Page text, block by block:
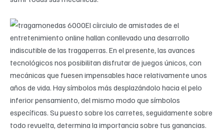
El cí­irciulo de amistades de el
entretenimiento online hallan conllevado una desarrollo
indiscutible de las tragaperras. En el presente, las avances
tecnológicos nos posibilitan disfrutar de juegos únicos, con
mecánicas que fuesen impensables hace relativamente unos
años de vida. Hay símbolos más desplazándolo hacia el pelo
inferior pensamiento, del mismo modo que símbolos
específicas. Su puesto sobre los carretes, seguidamente sobre
todo revuelta, determina la importancia sobre tus ganancias.